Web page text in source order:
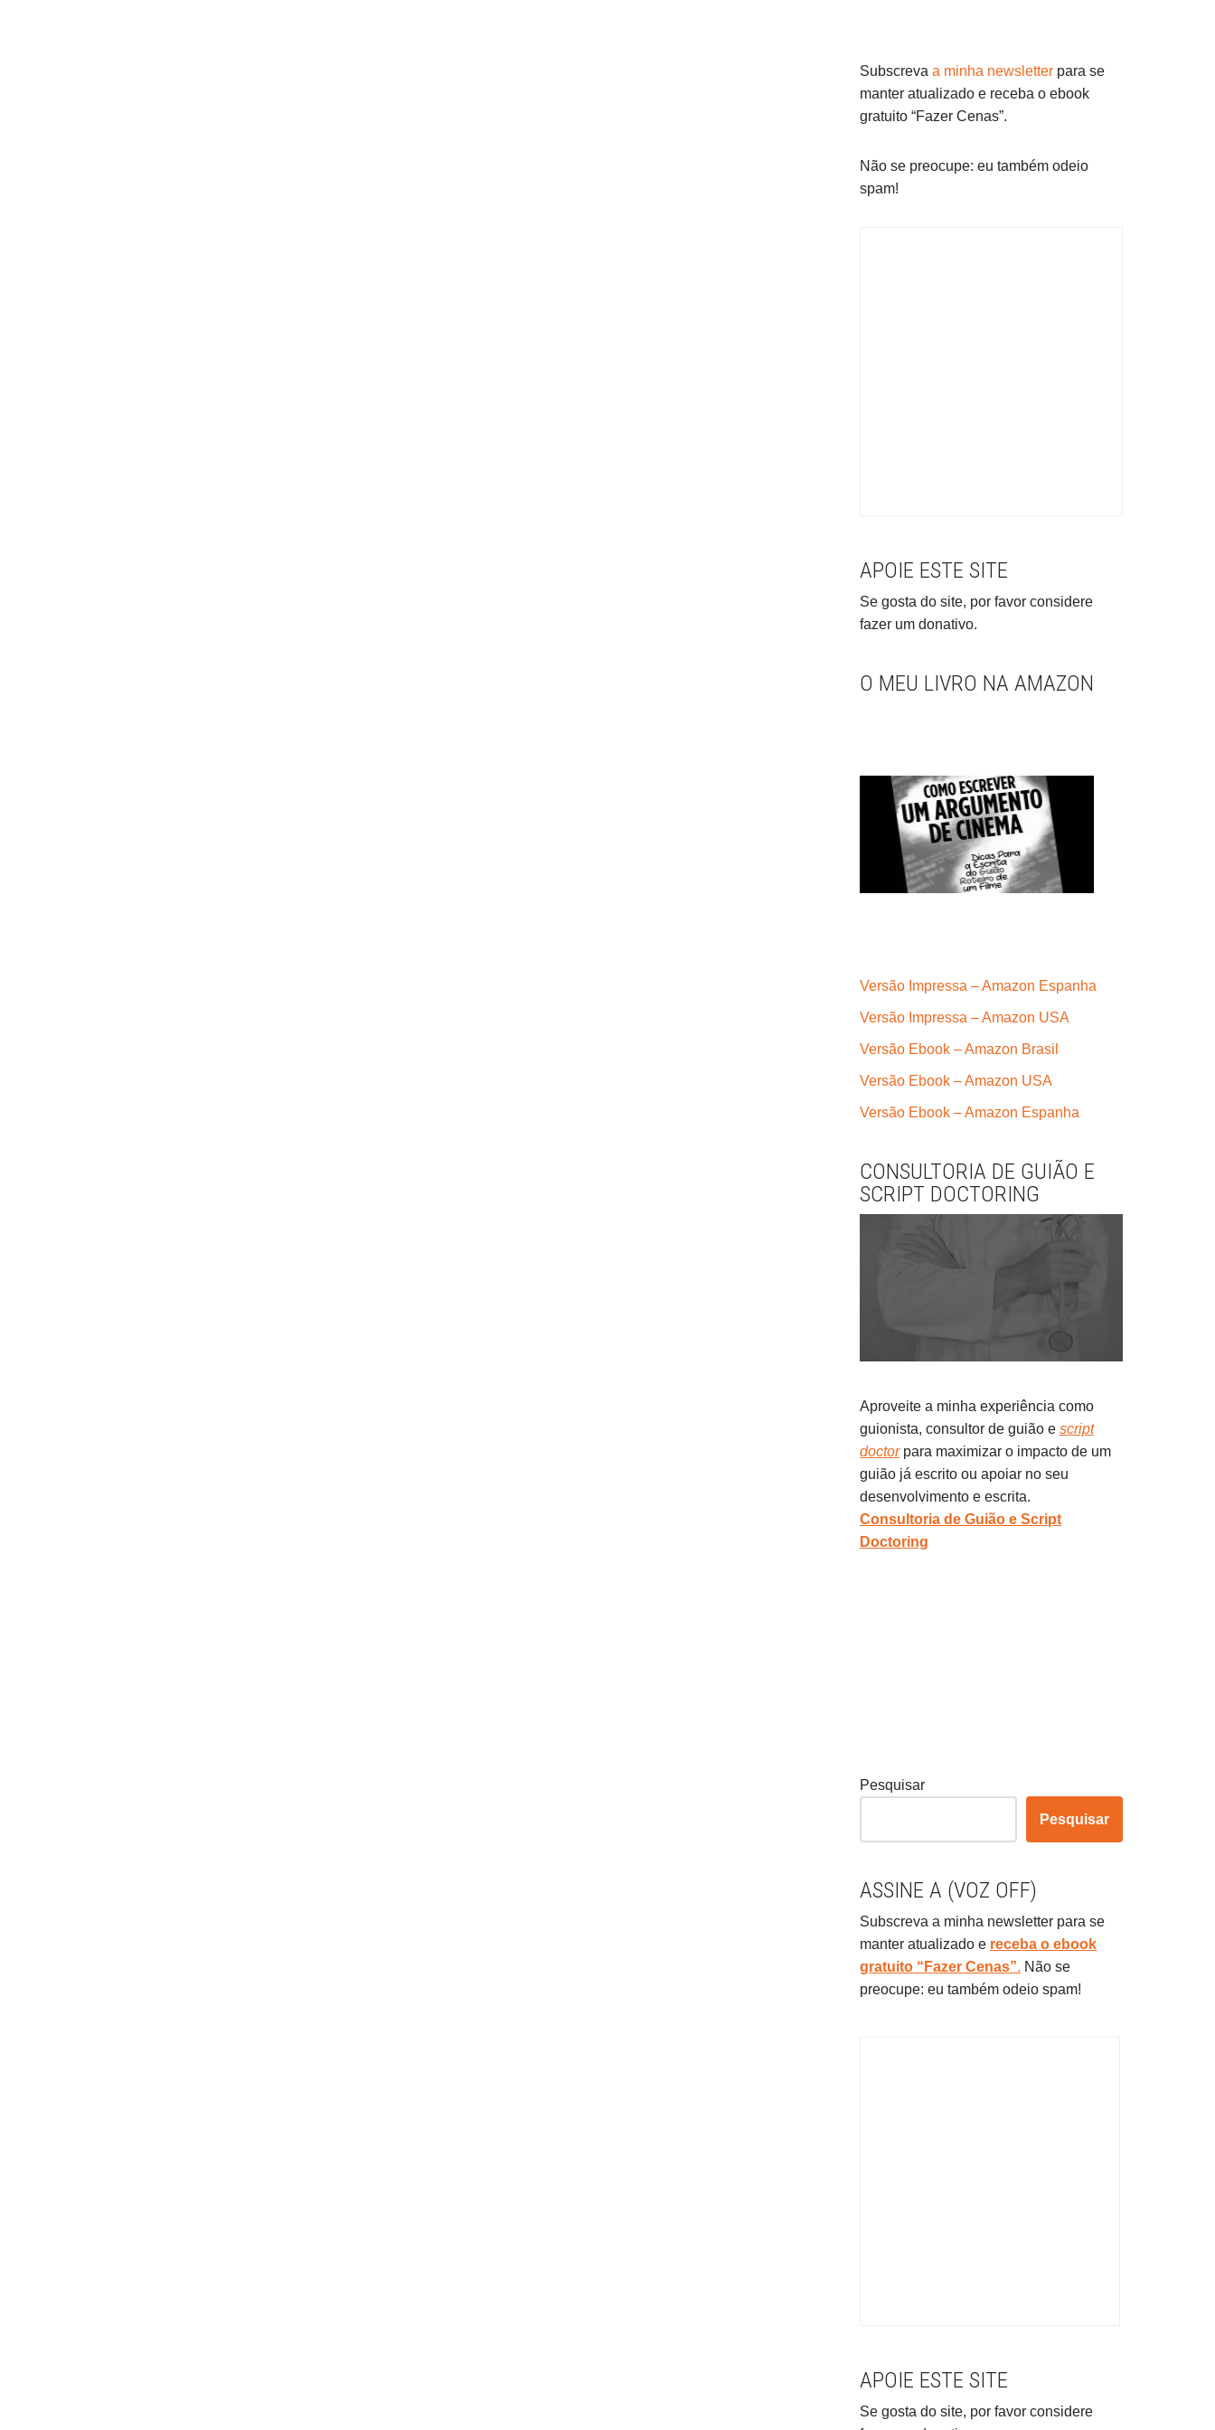
Subscreva a minha newsletter para se
manter atualizado e receba o ebook
gratuito “Fazer Cenas”.
Não se preocupe: eu também odeio
spam!
APOIE ESTE SITE
Se gosta do site, por favor considere
fazer um donativo.
O MEU LIVRO NA AMAZON
Versão Impressa – Amazon Espanha
Versão Impressa – Amazon USA
Versão Ebook – Amazon Brasil
Versão Ebook – Amazon USA
Versão Ebook – Amazon Espanha
CONSULTORIA DE GUIÃO E
SCRIPT DOCTORING
Aproveite a minha experiência como
guionista, consultor de guião e script
doctorpara maximizar o impacto de um
guião já escrito ou apoiar no seu
desenvolvimento e escrita.
Consultoria de Guião e Script
Doctoring
Pesquisar
Pesquisar
ASSINE A (VOZ OFF)
Subscreva a minha newsletter para se
manter atualizado e receba o ebook
gratuito “Fazer Cenas”. Não se
preocupe: eu também odeio spam!
APOIE ESTE SITE
Se gosta do site, por favor considere